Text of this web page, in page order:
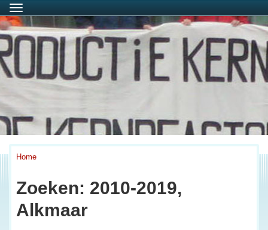
Menu
Home
Zoeken: 2010-2019,
Alkmaar